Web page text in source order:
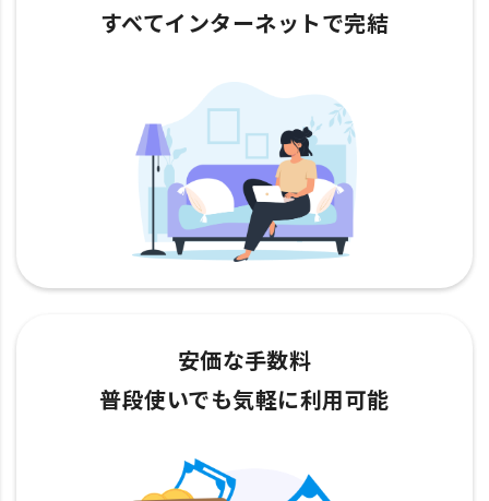
すべてインターネットで完結
安価な手数料
普段使いでも気軽に利用可能